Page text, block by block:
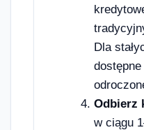
Dla
dostępne
Odbierz
w ciągu